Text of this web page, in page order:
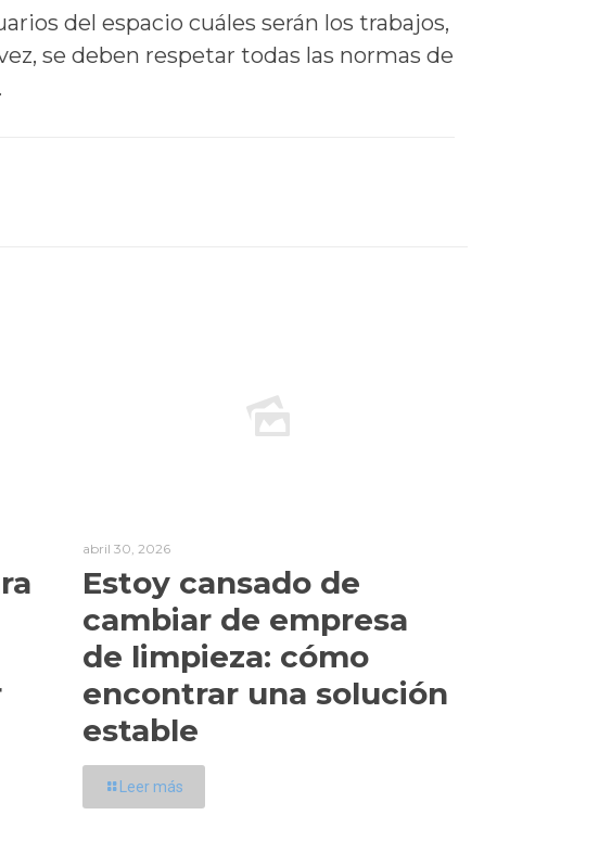
del espacio cuáles serán los trabajos,
se deben respetar todas las normas de
abril 30, 2026
Estoy cansado de
cambiar de empresa
de limpieza: cómo
encontrar una solución
estable
Leer más